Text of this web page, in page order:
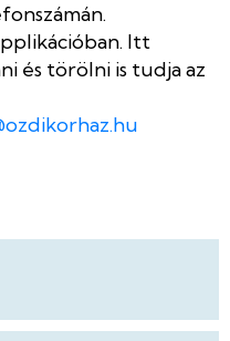
Itt
és törölni is tudja az